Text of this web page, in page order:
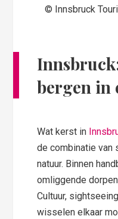
© Innsbruck
bergen in
Wat kerst in
de combinatie van
natuur. Binnen
omliggende
Cultuur,
wisselen elkaar